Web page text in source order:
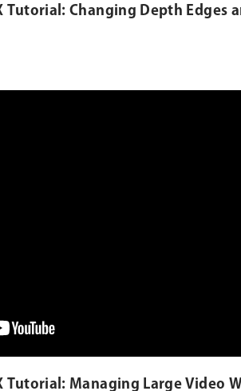
Tutorial: Changing Depth Edges
Tutorial: Managing Large Video